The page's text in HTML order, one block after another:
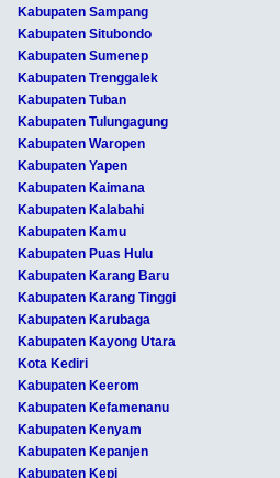
Kabupaten Sampang
Kabupaten Situbondo
Kabupaten Sumenep
Kabupaten Trenggalek
Kabupaten Tuban
Kabupaten Tulungagung
Kabupaten Waropen
Kabupaten Yapen
Kabupaten Kaimana
Kabupaten Kalabahi
Kabupaten Kamu
Kabupaten Puas Hulu
Kabupaten Karang Baru
Kabupaten Karang Tinggi
Kabupaten Karubaga
Kabupaten Kayong Utara
Kota Kediri
Kabupaten Keerom
Kabupaten Kefamenanu
Kabupaten Kenyam
Kabupaten Kepanjen
Kabupaten Kepi